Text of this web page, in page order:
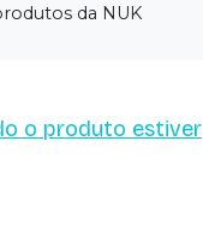
da NUK
o produto estiver